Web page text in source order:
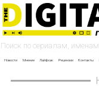
Новости Мнение Лайфхак Рецензии Контакты